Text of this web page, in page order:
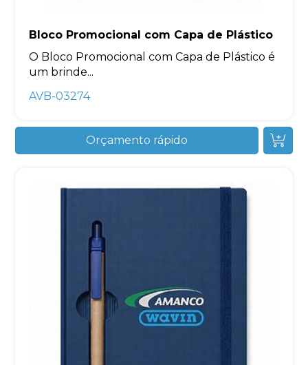
Bloco Promocional com Capa de Plástico
O Bloco Promocional com Capa de Plástico é
um brinde...
AVB-03274
Orçamento rápido